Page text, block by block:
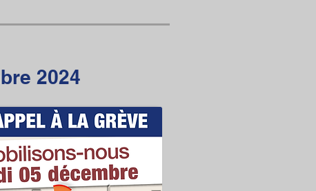
2024